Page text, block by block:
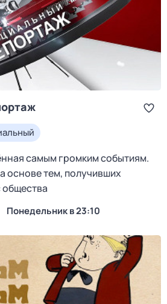
самым громким событиям.
основе тем, получивших
понедельник в 23:10